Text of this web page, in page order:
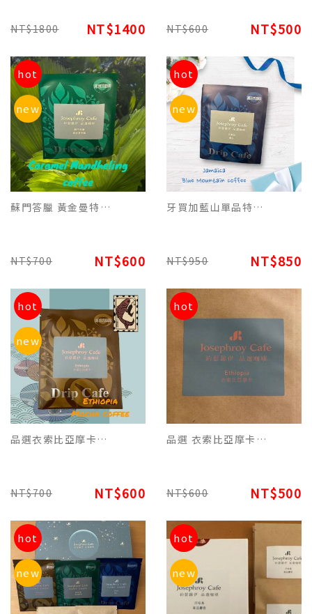
NT$1800 NT$1400 NT$600 NT$500
hot
new
蘇門答臘 黃金曼特寧焦糖特調濾掛(每包12g)平裝版，每10包為一盒
NT$700 NT$600
hot
new
牙買加藍山單品特調濾掛平裝版(每包12g),咖啡微酸、甘醇香氛滿滿 每10包為一盒
NT$950 NT$850
hot
new
品選衣索比亞摩卡特調(每包12g)濾掛平裝版 每10包為一盒
NT$700 NT$600
hot
品選 衣索比亞摩卡原豆(227g) 品飲滑順濃郁原始香醇咖啡
NT$600 NT$500
hot
new
hot
new